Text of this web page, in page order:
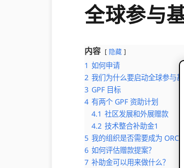
全球参与
内容 隐藏
1 如何申请
2 我们为什么要启动全球参与
3 GPF 目标
4 有两个 GPF 资助计划
4.1 社区发展和外展赠款
4.2 技术整合补助金1
5 我的组织是否需要成为
6 如何评估赠款提案？
7 补助金可以用来做什么？